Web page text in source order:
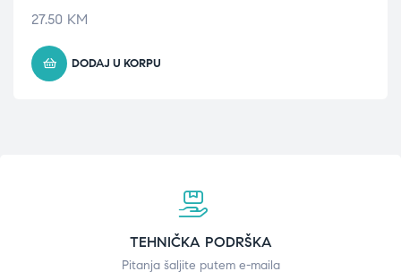
27.50 KM
DODAJ U KORPU
TEHNIČKA PODRŠKA
Pitanja šaljite putem e-maila